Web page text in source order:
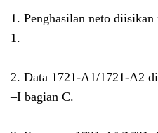
1. Penghasilan neto
1.
2. Data 1721-A1/1721-A2
–I bagian C.